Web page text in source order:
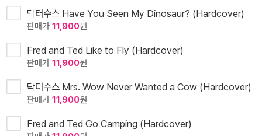
닥터수스 Have You Seen My Dinosaur? (Hardcover)
판매가 11,900원
Fred and Ted Like to Fly (Hardcover)
판매가 11,900원
닥터수스 Mrs. Wow Never Wanted a Cow (Hardcover)
판매가 11,900원
Fred and Ted Go Camping (Hardcover)